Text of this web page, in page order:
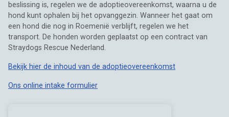
beslissing is, regelen we de adoptieovereenkomst, waarna u de
hond kunt ophalen bij het opvanggezin. Wanneer het gaat om
een hond die nog in Roemenië verblijft, regelen we het
transport. De honden worden geplaatst op een contract van
Straydogs Rescue Nederland.
Bekijk hier de inhoud van de adoptieovereenkomst
Ons online intake formulier